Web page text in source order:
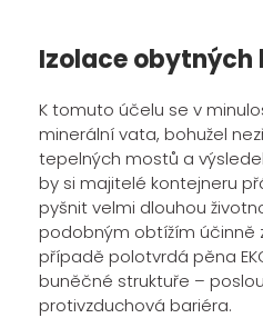
Izolace obytných
K tomuto účelu se v
minerální vata, bohužel
tepelných mostů a
by si majitelé kontejneru
pyšnit velmi dlouhou
podobným obtížím účinně
případě polotvrdá pěna
buněčné struktuře –
protivzduchová bariéra.